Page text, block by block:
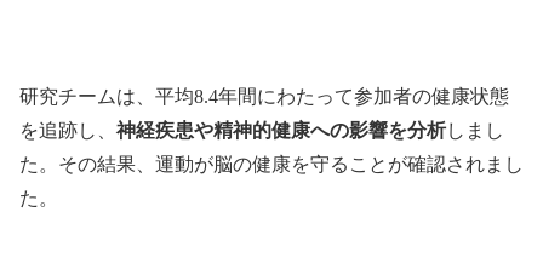
研究チームは、平均8.4年間にわたって参加者の健康状態
を追跡し、 神経疾患や精神的健康への影響を分析しまし
た。その結果、運動が脳の健康を守ることが確認されまし
た。